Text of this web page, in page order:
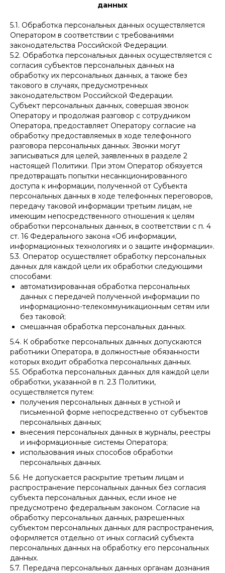
данных
5.1. Обработка персональных данных осуществляется
Оператором в соответствии с требованиями
законодательства Российской Федерации.
5.2. Обработка персональных данных осуществляется с
согласия субъектов персональных данных на
обработку их персональных данных, а также без
такового в случаях, предусмотренных
законодательством Российской Федерации.
Субъект персональных данных, совершая звонок
Оператору и продолжая разговор с сотрудником
Оператора, предоставляет Оператору согласие на
обработку предоставляемых в ходе телефонного
разговора персональных данных. Звонки могут
записываться для целей, заявленных в разделе 2
настоящей Политики. При этом Оператор обязуется
предотвращать попытки несанкционированного
доступа к информации, полученной от Субъекта
персональных данных в ходе телефонных переговоров,
передачу таковой информации третьим лицам, не
имеющим непосредственного отношения к целям
обработки персональных данных, в соответствии с п. 4
ст. 16 Федерального закона «Об информации,
информационных технологиях и о защите информации».
5.3. Оператор осуществляет обработку персональных
данных для каждой цели их обработки следующими
способами:
автоматизированная обработка персональных
данных с передачей полученной информации по
информационно-телекоммуникационным сетям или
без таковой;
смешанная обработка персональных данных.
5.4. К обработке персональных данных допускаются
работники Оператора, в должностные обязанности
которых входит обработка персональных данных.
5.5. Обработка персональных данных для каждой цели
обработки, указанной в п. 2.3 Политики,
осуществляется путем:
получения персональных данных в устной и
письменной форме непосредственно от субъектов
персональных данных;
внесения персональных данных в журналы, реестры
и информационные системы Оператора;
использования иных способов обработки
персональных данных.
5.6. Не допускается раскрытие третьим лицам и
распространение персональных данных без согласия
субъекта персональных данных, если иное не
предусмотрено федеральным законом. Согласие на
обработку персональных данных, разрешенных
субъектом персональных данных для распространения,
оформляется отдельно от иных согласий субъекта
персональных данных на обработку его персональных
данных.
5.7. Передача персональных данных органам дознания